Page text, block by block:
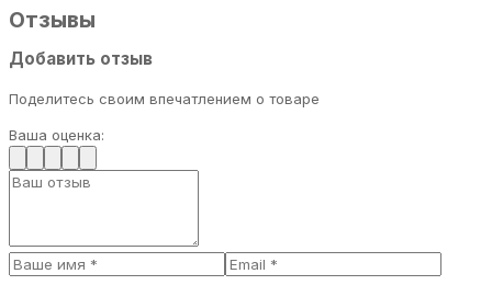
Отзывы
Добавить отзыв
Поделитесь своим впечатлением о товаре
Ваша оценка: